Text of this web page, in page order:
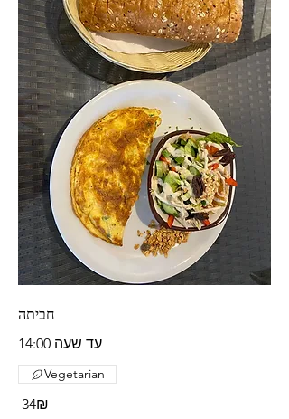
חביתה
עד שעה 14:00
‏34 ‏₪
Vegetarian